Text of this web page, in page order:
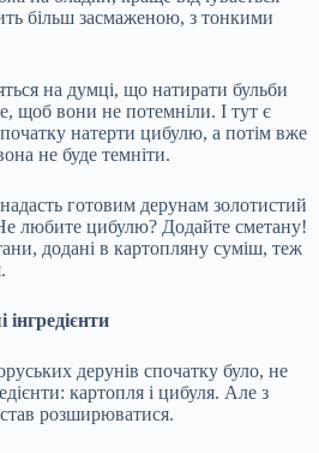
більш засмаженою, з тонкими
на думці, що натирати бульби
щоб вони не потемніли. І тут є
натерти цибулю, а потім вже
не буде темніти.
готовим дерунам золотистий
любите цибулю? Додайте сметану!
додані в картопляну суміш, теж
дерунів спочатку було, не
картопля і цибуля. Але з
став розширюватися.